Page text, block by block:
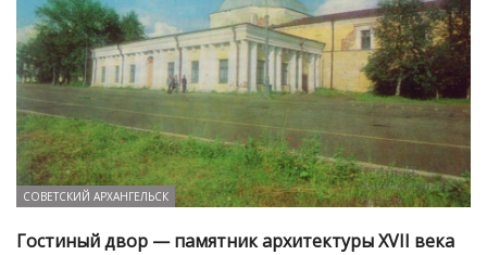
СОВЕТСКИЙ АРХАНГЕЛЬСК
Гостиный двор — памятник архитектуры XVII века